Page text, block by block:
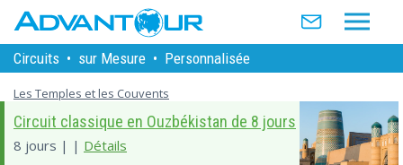
Circuits • sur Mesure • Personnalisée
Les Temples et les Couvents
Circuit classique en Ouzbékistan de 8 jours
8 jours | | Détails